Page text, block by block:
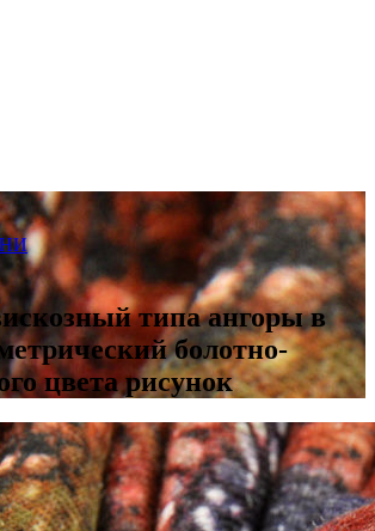
типа ангоры в
болотно-
цвета рисунок